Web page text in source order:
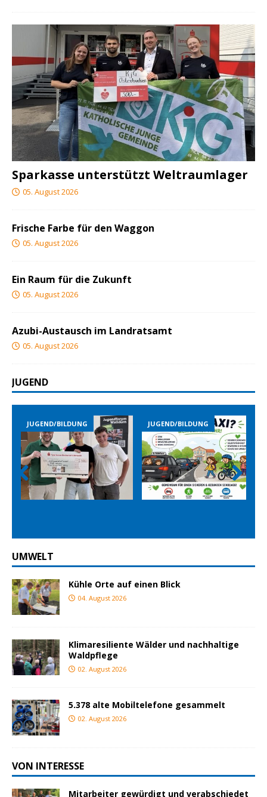
Sparkasse unterstützt Weltraumlager
05. August 2026
Frische Farbe für den Waggon
05. August 2026
Ein Raum für die Zukunft
05. August 2026
Azubi-Austausch im Landratsamt
05. August 2026
JUGEND
BILDUNG JUGEND/BILDUNG JUGEND/
Prev
ious
Nex
t
UMWELT
Kühle Orte auf einen Blick
04. August 2026
Klimaresiliente Wälder und nachhaltige
Waldpflege
02. August 2026
5.378 alte Mobiltelefone gesammelt
02. August 2026
VON INTERESSE
Mitarbeiter gewürdigt und verabschiedet